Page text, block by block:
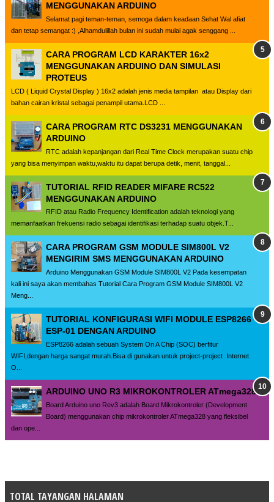
MENGGUNAKAN ARDUINO
Selamat pagi teman-teman, semoga dalam keadaan Sehat Wal afiat
dan tetap semangat :) ,Alhamdulillah bulan ini sudah mulai agak senggang ...
CARA PROGRAM LCD KARAKTER 16x2
MENGGUNAKAN ARDUINO DAN SIMULASI
PROTEUS
LCD ( Liquid Crystal Display ) 16x2 adalah jenis media tampilan atau Display dari
bahan cairan kristal sebagai penampil utama.LCD ...
CARA PROGRAM RTC DS3231 MENGGUNAKAN
ARDUINO
RTC adalah kepanjangan dari Real Time Clock merupakan suatu chip
yang bisa menyimpan waktu,waktu itu dapat berupa detik, menit, tanggal...
TUTORIAL RFID READER MIFARE RC522
MENGGUNAKAN ARDUINO
RFID atau Radio Frequency Identification adalah teknologi yang
memanfaatkan frekuensi radio sebagai identifikasi terhadap suatu objek.T...
CARA PROGRAM GSM MODULE SIM800L V2
MENGIRIM SMS MENGGUNAKAN ARDUINO
Arduino Menggunakan GSM Module SIM800L V2 Pada kesempatan
kali ini saya akan membahas Tutorial Cara Program GSM Module SIM800L V2
Meng...
TUTORIAL KONFIGURASI WIFI MODULE ESP8266
ESP-01 DENGAN ARDUINO
ESP8266 adalah sebuah System On A Chip (SOC) berfitur
WIFI,dengan harga sangat murah.Bisa di gunakan untuk project-project Internet
O...
ARDUINO UNO R3 MIKROKONTROLER ATmega328
Board Arduino uno Rev3 adalah Board Mikrokontroler (Development
Board) menggunakan chip mikrokontroler ATmega328 yang fleksibel
dan ope...
TOTAL TAYANGAN HALAMAN